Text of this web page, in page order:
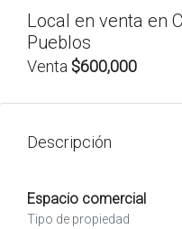
Local en venta en
Pueblos
Venta $600,000
Descripción
Espacio comercial
Tipo de propiedad